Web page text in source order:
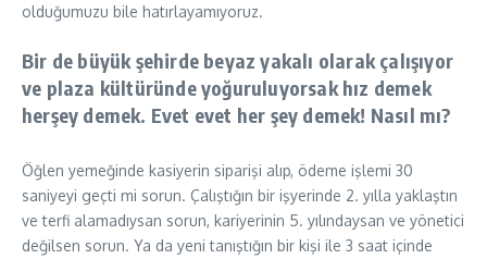
olduğumuzu bile hatırlayamıyoruz.
Bir de büyük şehirde beyaz yakalı olarak çalışıyor
ve plaza kültüründe yoğuruluyorsak hız demek
herşey demek. Evet evet her şey demek! Nasıl mı?
Öğlen yemeğinde kasiyerin siparişi alıp, ödeme işlemi 30
saniyeyi geçti mi sorun. Çalıştığın bir işyerinde 2. yılla yaklaştın
ve terfi alamadıysan sorun, kariyerinin 5. yılındaysan ve yönetici
değilsen sorun. Ya da yeni tanıştığın bir kişi ile 3 saat içinde